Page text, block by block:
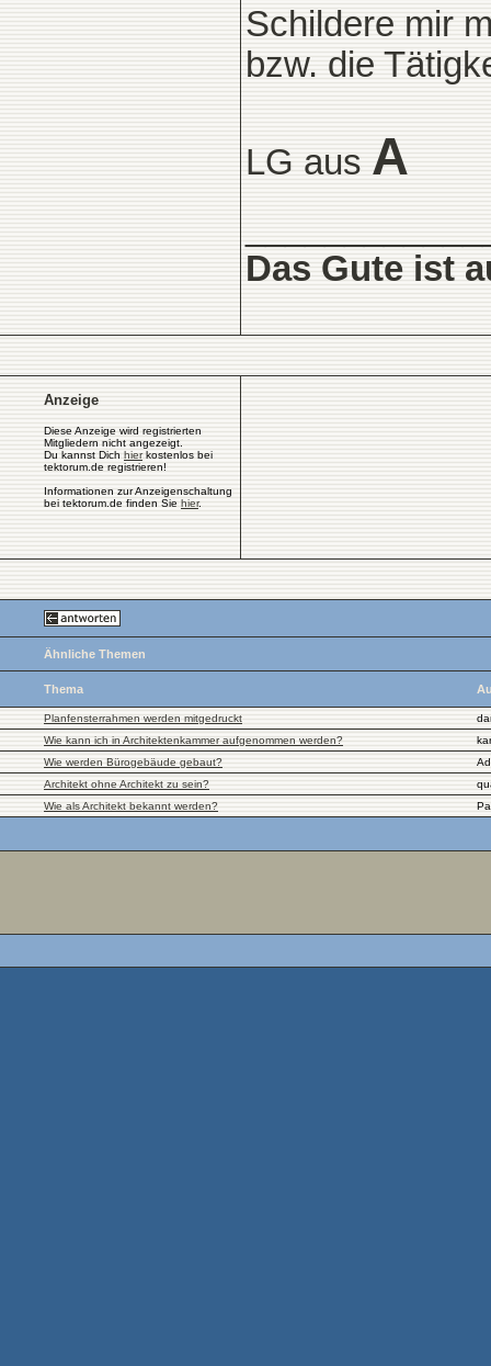
Schildere mir
bzw. die
LG aus A
Das Gute ist
Anzeige
Diese Anzeige wird registrierten
Mitgliedern nicht angezeigt.
Du kannst Dich hierkostenlos bei
tektorum.de registrieren!
Informationen zur Anzeigenschaltung
bei tektorum.de finden Sie hier.
Ähnliche Themen
Thema
Planfensterrahmen werden mitgedruckt
Wie kann ich in Architektenkammer aufgenommen werden?
Wie werden Bürogebäude gebaut?
Architekt ohne Architekt zu sein?
Wie als Architekt bekannt werden?